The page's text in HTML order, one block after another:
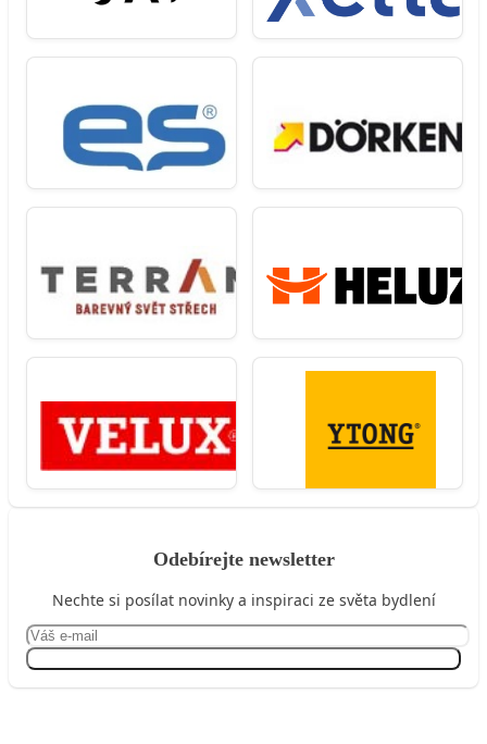
Odebírejte newsletter
Nechte si posílat novinky a inspiraci ze světa bydlení